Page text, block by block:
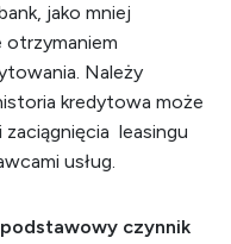
jako mniej
Należy
kredytowa może
leasingu
usług.
czynnik